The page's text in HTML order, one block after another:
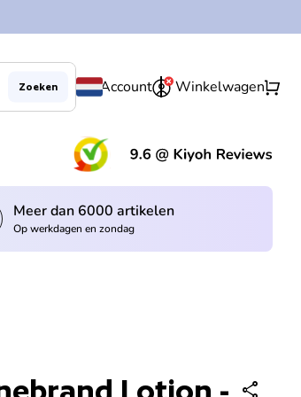
add
Zoeken Account Winkelwagenshopping_cart
Meer dan 6000 artikelen
Op werkdagen en zondag
share